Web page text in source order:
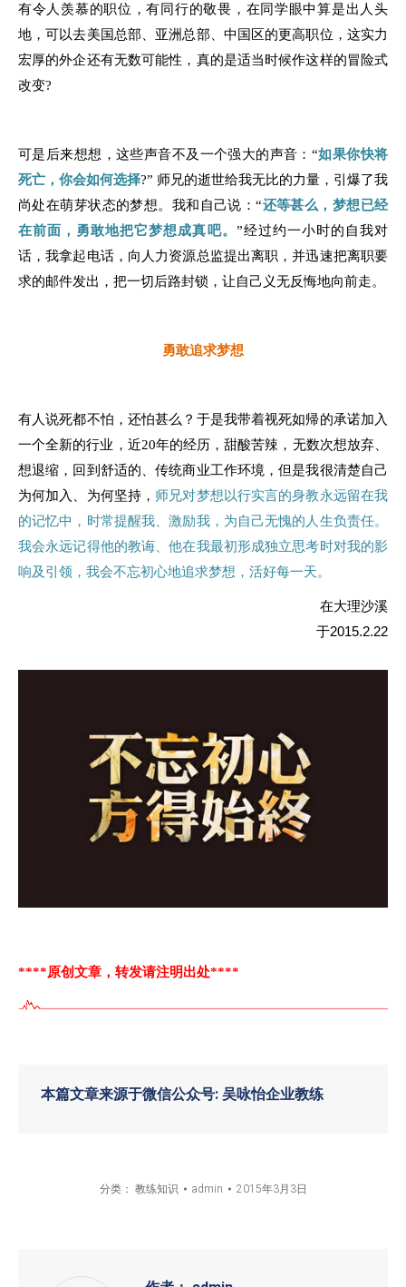
有令人羡慕的职位，有同行的敬畏，在同学眼中算是出人头
地，可以去美国总部、亚洲总部、中国区的更高职位，这实力
宏厚的外企还有无数可能性，真的是适当时候作这样的冒险式
改变?
可是后来想想，这些声音不及一个强大的声音：“如果你快将
死亡，你会如何选择?” 师兄的逝世给我无比的力量，引爆了我
尚处在萌芽状态的梦想。我和自己说：“还等甚么，梦想已经
在前面，勇敢地把它梦想成真吧。 ”经过约一小时的自我对
话，我拿起电话，向人力资源总监提出离职，并迅速把离职要
求的邮件发出，把一切后路封锁，让自己义无反悔地向前走。
勇敢追求梦想
有人说死都不怕，还怕甚么？于是我带着视死如帰的承诺加入
一个全新的行业，近20年的经历，甜酸苦辣，无数次想放弃、
想退缩，回到舒适的、传统商业工作环境，但是我很清楚自己
为何加入、为何坚持， 师兄对梦想以行实言的身教永远留在我
的记忆中，时常提醒我、激励我，为自己无愧的人生负责任。
我会永远记得他的教诲、他在我最初形成独立思考时对我的影
响及引领，我会不忘初心地追求梦想，活好每一天。
在大理沙溪
于2015.2.22
****原创文章，转发请注明出处****
本篇文章来源于微信公众号: 吴咏怡企业教练
分类： 教练知识 admin 2015年3月3日